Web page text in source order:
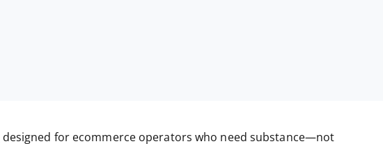
designed for ecommerce operators who need substance—not